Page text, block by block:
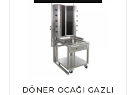
DÖNER OCAĞI GAZLI